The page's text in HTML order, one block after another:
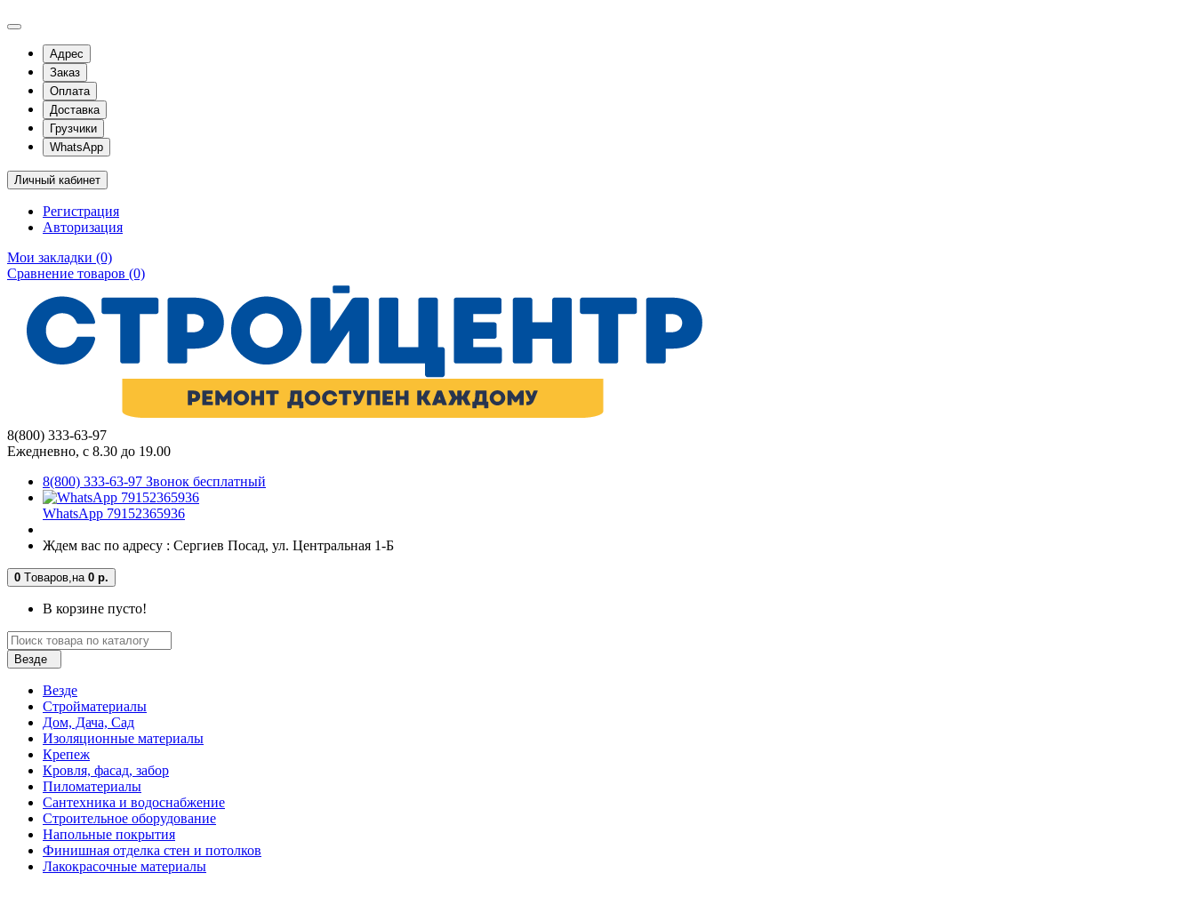
Адрес
Заказ
Оплата
Доставка
Грузчики
WhatsApp
Личный кабинет
Регистрация
Авторизация
Мои закладки (0)
Сравнение товаров (0)
8(800) 333-63-97
Ежедневно, с 8.30 до 19.00
8(800) 333-63-97 Звонок бесплатный
WhatsApp 79152365936
Ждем вас по адресу : Сергиев Посад, ул. Центральная 1-Б
0 Tоваров,на 0 р.
В корзине пусто!
Везде
Везде
Стройматериалы
Дом, Дача, Сад
Изоляционные материалы
Крепеж
Кровля, фасад, забор
Пиломатериалы
Сантехника и водоснабжение
Строительное оборудование
Напольные покрытия
Финишная отделка стен и потолков
Лакокрасочные материалы